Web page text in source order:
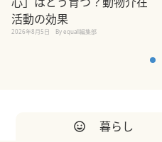
活動の効果
2026年8月5日 By equall編集部
暮らし